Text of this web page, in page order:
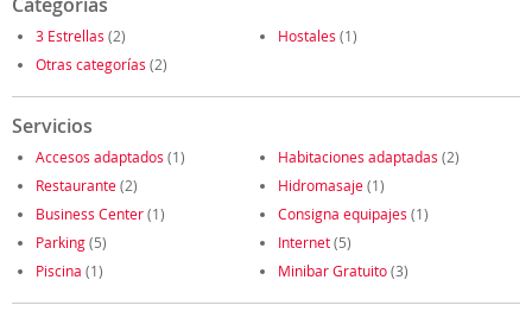
3 Estrellas (2) Hostales (1)
Otras categorías (2)
Servicios
Accesos adaptados (1) Habitaciones adaptadas (2)
Restaurante(2) Hidromasaje(1)
Business Center(1) Consigna equipajes (1)
Parking(5) Internet(5)
Piscina (1) Minibar Gratuito(3)